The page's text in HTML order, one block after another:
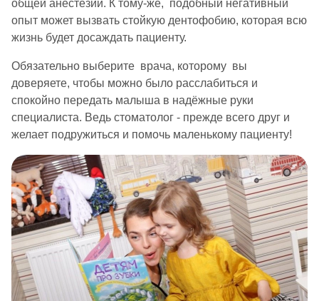
общей анестезии. К тому-же, подобный негативный
опыт может вызвать стойкую дентофобию, которая всю
жизнь будет досаждать пациенту.
Обязательно выберите врача, которому вы
доверяете, чтобы можно было расслабиться и
спокойно передать малыша в надёжные руки
специалиста. Ведь стоматолог - прежде всего друг и
желает подружиться и помочь маленькому пациенту!